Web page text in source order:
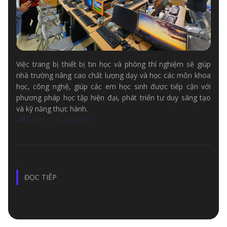
Việc trang bị thiết bị tin học và phòng thí nghiệm sẽ giúp
nhà trường nâng cao chất lượng dạy và học các môn khoa
học, công nghệ, giúp các em học sinh được tiếp cận với
phương pháp học tập hiện đại, phát triển tư duy sáng tạo
và kỹ năng thực hành.
Lượt truy cập: 803
ĐỌC TIẾP